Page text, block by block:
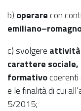
b) operarecon
c) svolgere attività
carattere
formativocoerenti
e le finalità di cui
5/2015;